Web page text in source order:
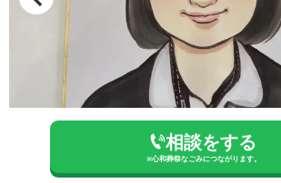
相談をする
※心和葬祭なごみにつながります。